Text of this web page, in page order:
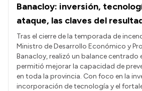
Banacloy: inversión,
ataque, las claves del
Tras el cierre de la temporada de
Ministro de Desarrollo Económico y
Banacloy, realizó un balance centrado
permitió mejorar la capacidad de
en toda la provincia. Con foco en la
incorporación de tecnología y el